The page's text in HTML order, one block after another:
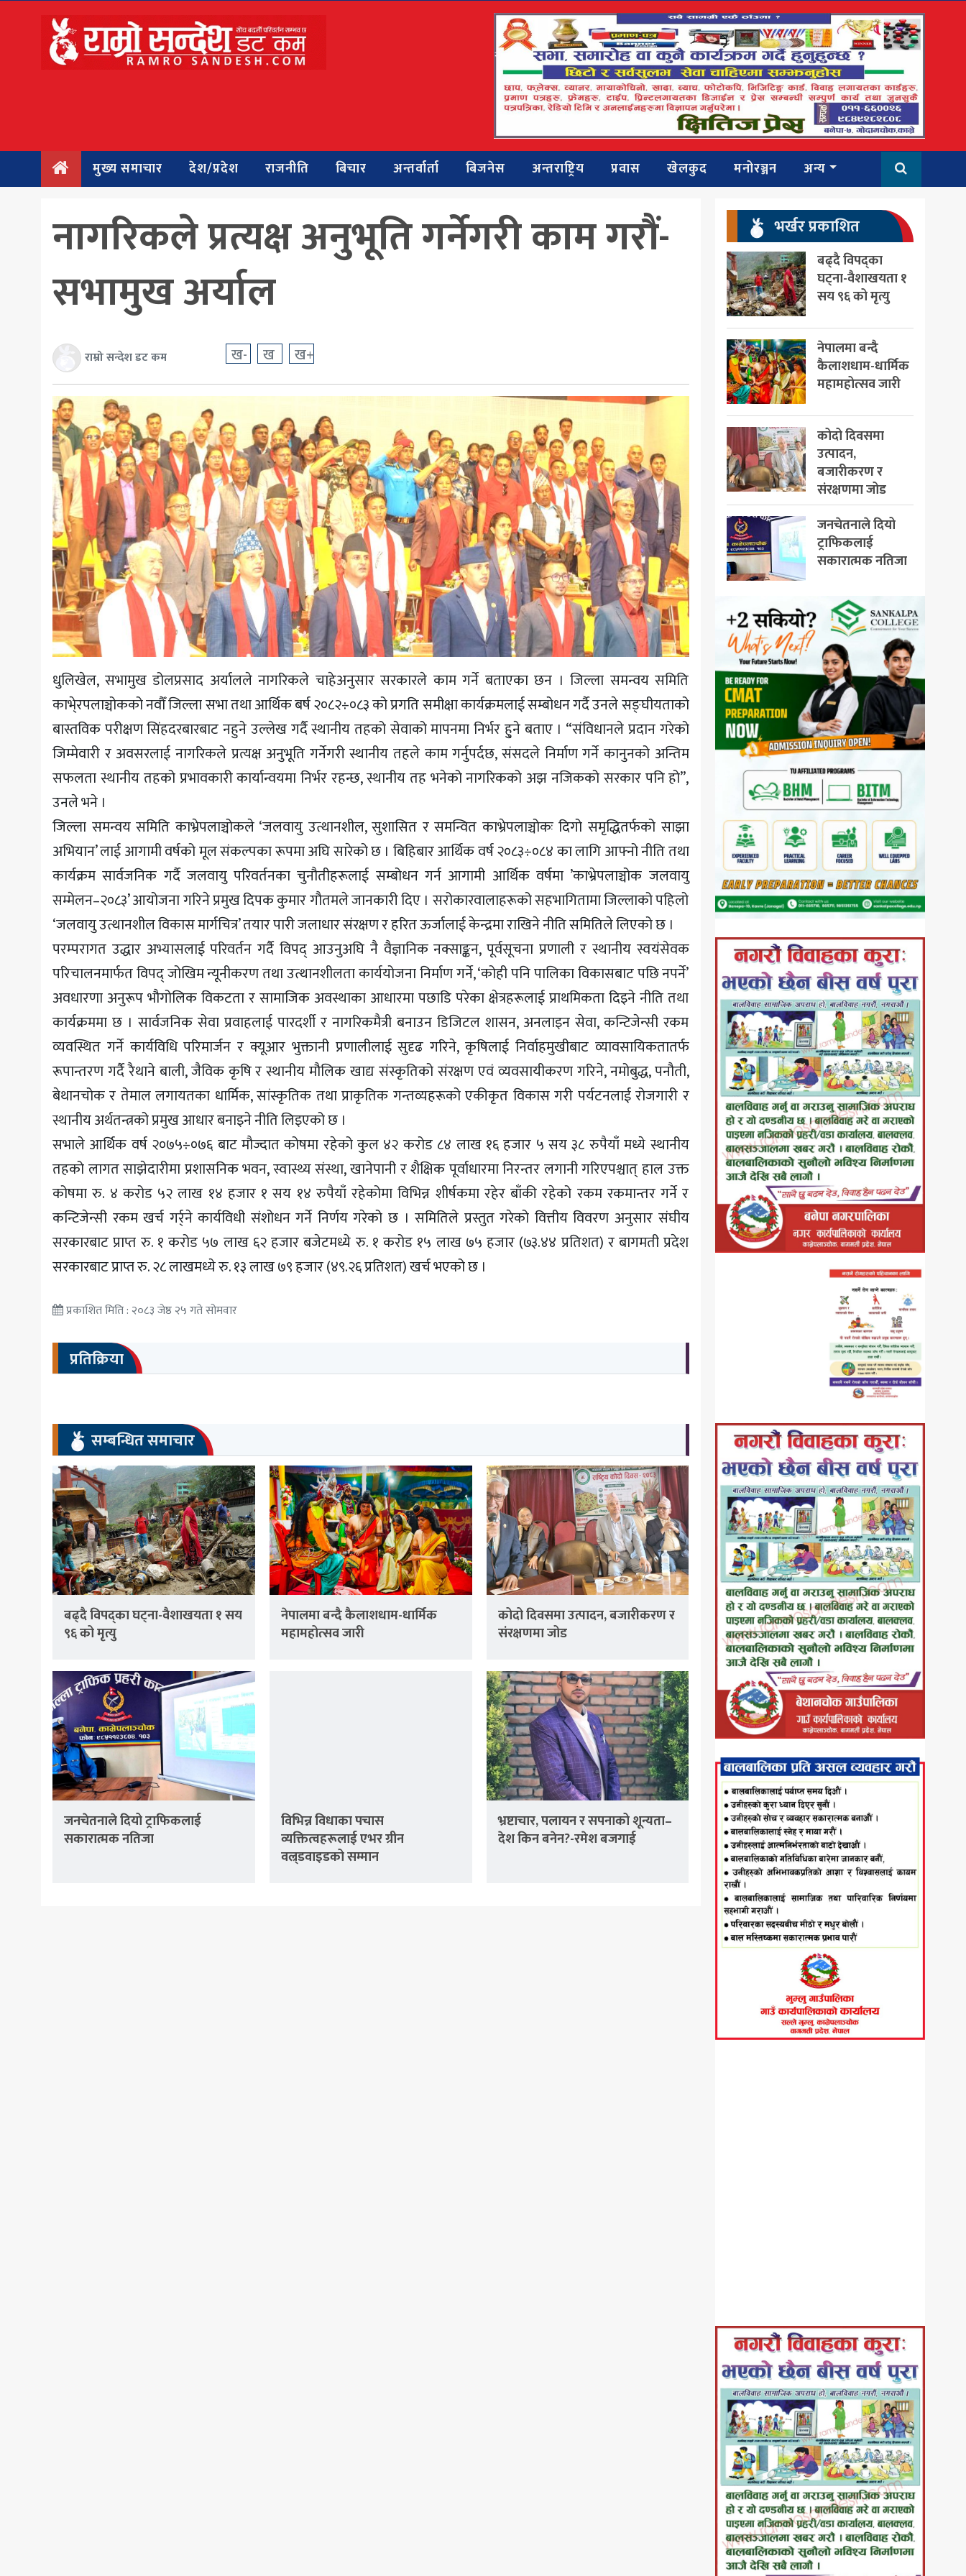
राजनीति
बिचार
अन्तराष्ट्रिय
मनोरञ्जन
मुख्य समाचार देश/प्रदेश राजनीति बिचार अन्तर्वार्ता बिजनेस अन्तराष्ट्रिय प्रवास खेलकुद मनोरञ्जन अन्य
नागरिकले प्रत्यक्ष अनुभूति गर्नेगरी काम गरौं-
सभामुख अर्याल
राम्रो सन्देश डट कम ख- ख ख+
धुलिखेल, सभामुख डोलप्रसाद अर्यालले नागरिकले चाहेअनुसार सरकारले काम गर्ने बताएका छन । जिल्ला समन्वय समिति
काभे्रपलाञ्चोकको नवौँ जिल्ला सभा तथा आर्थिक बर्ष २०८२÷०८३ को प्रगति समीक्षा कार्यक्रमलाई सम्बोधन गर्दै उनले सङ्घीयताको
बास्तविक परीक्षण सिंहदरबारबाट नहुने उल्लेख गर्दै स्थानीय तहको सेवाको मापनमा निर्भर हु्ने बताए । “संविधानले प्रदान गरेको
जिम्मेवारी र अवसरलाई नागरिकले प्रत्यक्ष अनुभूति गर्नेगरी स्थानीय तहले काम गर्नुपर्दछ, संसदले निर्माण गर्ने कानुनको अन्तिम
सफलता स्थानीय तहको प्रभावकारी कार्यान्वयमा निर्भर रहन्छ, स्थानीय तह भनेको नागरिकको अझ नजिकको सरकार पनि हो”,
उनले भने ।
जिल्ला समन्वय समिति काभ्रेपलाञ्चोकले ‘जलवायु उत्थानशील, सुशासित र समन्वित काभ्रेपलाञ्चोकः दिगो समृद्धितर्फको साझा
अभियान’ लाई आगामी वर्षको मूल संकल्पका रूपमा अघि सारेको छ । बिहिबार आर्थिक वर्ष २०८३÷०८४ का लागि आफ्नो नीति तथा
कार्यक्रम सार्वजनिक गर्दै जलवायु परिवर्तनका चुनौतीहरूलाई सम्बोधन गर्न आगामी आर्थिक वर्षमा ’काभ्रेपलाञ्चोक जलवायु
सम्मेलन–२०८३’ आयोजना गरिने प्रमुख दिपक कुमार गौतमले जानकारी दिए । सरोकारवालाहरूको सहभागितामा जिल्लाको पहिलो
‘जलवायु उत्थानशील विकास मार्गचित्र’ तयार पारी जलाधार संरक्षण र हरित ऊर्जालाई केन्द्रमा राखिने नीति समितिले लिएको छ ।
परम्परागत उद्धार अभ्यासलाई परिवर्तन गर्दै विपद् आउनुअघि नै वैज्ञानिक नक्साङ्कन, पूर्वसूचना प्रणाली र स्थानीय स्वयंसेवक
परिचालनमार्फत विपद् जोखिम न्यूनीकरण तथा उत्थानशीलता कार्ययोजना निर्माण गर्ने, ‘कोही पनि पालिका विकासबाट पछि नपर्ने’
अवधारणा अनुरूप भौगोलिक विकटता र सामाजिक अवस्थाका आधारमा पछाडि परेका क्षेत्रहरूलाई प्राथमिकता दिइने नीति तथा
कार्यक्रममा छ । सार्वजनिक सेवा प्रवाहलाई पारदर्शी र नागरिकमैत्री बनाउन डिजिटल शासन, अनलाइन सेवा, कन्टिजेन्सी रकम
व्यवस्थित गर्ने कार्यविधि परिमार्जन र क्यूआर भुक्तानी प्रणालीलाई सुदृढ गरिने, कृषिलाई निर्वाहमुखीबाट व्यावसायिकतातर्फ
रूपान्तरण गर्दै रैथाने बाली, जैविक कृषि र स्थानीय मौलिक खाद्य संस्कृतिको संरक्षण एवं व्यवसायीकरण गरिने, नमोबुद्ध, पनौती,
बेथानचोक र तेमाल लगायतका धार्मिक, सांस्कृतिक तथा प्राकृतिक गन्तव्यहरूको एकीकृत विकास गरी पर्यटनलाई रोजगारी र
स्थानीय अर्थतन्त्रको प्रमुख आधार बनाइने नीति लिइएको छ ।
सभाले आर्थिक वर्ष २०७५÷०७६ बाट मौज्दात कोषमा रहेको कुल ४२ करोड ८४ लाख १६ हजार ५ सय ३८ रुपैयाँ मध्ये स्थानीय
तहको लागत साझेदारीमा प्रशासनिक भवन, स्वास्थ्य संस्था, खानेपानी र शैक्षिक पूर्वाधारमा निरन्तर लगानी गरिएपश्चात् हाल उक्त
कोषमा रु. ४ करोड ५२ लाख १४ हजार १ सय १४ रुपैयाँ रहेकोमा विभिन्न शीर्षकमा रहेर बाँकी रहेको रकम रकमान्तर गर्ने र
कन्टिजेन्सी रकम खर्च गर्र्ने कार्यविधी संशोधन गर्ने निर्णय गरेको छ । समितिले प्रस्तुत गरेको वित्तीय विवरण अनुसार संघीय
सरकारबाट प्राप्त रु. १ करोड ५७ लाख ६२ हजार बजेटमध्ये रु. १ करोड १५ लाख ७५ हजार (७३.४४ प्रतिशत) र बागमती प्रदेश
सरकारबाट प्राप्त रु. २८ लाखमध्ये रु. १३ लाख ७९ हजार (४९.२६ प्रतिशत) खर्च भएको छ ।
प्रकाशित मिति : २०८३ जेष्ठ २५ गते सोमवार
प्रतिक्रिया
सम्बन्धित समाचार
बढ्दै विपद्का घट्ना-वैशाखयता १ सय
९६ को मृत्यु
नेपालमा बन्दै कैलाशधाम-धार्मिक
महामहोत्सव जारी
कोदो दिवसमा उत्पादन, बजारीकरण र
संरक्षणमा जोड
जनचेतनाले दियो ट्राफिकलाई
सकारात्मक नतिजा
विभिन्न विधाका पचास
व्यक्तित्वहरूलाई एभर ग्रीन
वल्र्डवाइडको सम्मान
भ्रष्टाचार, पलायन र सपनाको शून्यता–
देश किन बनेन?-रमेश बजगाई
भर्खर प्रकाशित
बढ्दै विपद्का
घट्ना-वैशाखयता १
सय ९६ को मृत्यु
नेपालमा बन्दै
कैलाशधाम-धार्मिक
महामहोत्सव जारी
कोदो दिवसमा
उत्पादन,
बजारीकरण र
संरक्षणमा जोड
जनचेतनाले दियो
ट्राफिकलाई
सकारात्मक नतिजा